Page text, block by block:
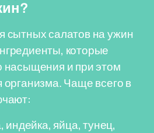
сытных салатов на ужин
которые
насыщения и при этом
организма. Чаще всего в
индейка, яйца, тунец,